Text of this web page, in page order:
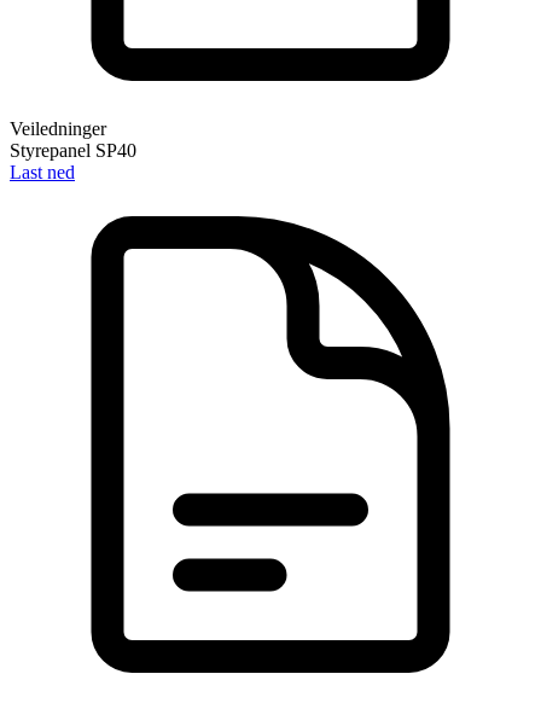
Veiledninger
Styrepanel SP40
Last ned